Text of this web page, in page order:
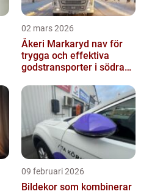
02 mars 2026
Åkeri Markaryd nav för
trygga och effektiva
godstransporter i södra
09 februari 2026
Bildekor som kombinerar